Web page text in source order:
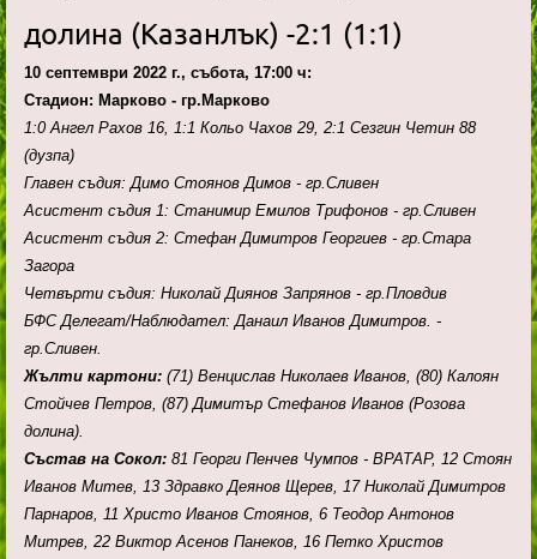
долина (Казанлък) -2:1 (1:1)
10 септември 2022 г., събота, 17:00 ч:
Стадион: Марково - гр.Марково
1:0 Ангел Рахов 16, 1:1 Кольо Чахов 29, 2:1 Сезгин Четин 88
(дузпа)
Главен съдия: Димо Стоянов Димов - гр.Сливен
Асистент съдия 1: Станимир Емилов Трифонов - гр.Сливен
Асистент съдия 2: Стефан Димитров Георгиев - гр.Стара
Загора
Четвърти съдия: Николай Диянов Запрянов - гр.Пловдив
БФС Делегат/Наблюдател: Данаил Иванов Димитров. -
гр.Сливен.
Жълти картони: (71) Венцислав Николаев Иванов, (80) Калоян
Стойчев Петров, (87) Димитър Стефанов Иванов (Розова
долина).
Състав на Сокол: 81 Георги Пенчев Чумпов - ВРАТАР, 12 Стоян
Иванов Митев, 13 Здравко Деянов Щерев, 17Николай Димитров
Парнаров, 11 Христо Иванов Стоянов, 6 Теодор Антонов
Митрев, 22 Виктор Асенов Панеков, 16 Петко Христов